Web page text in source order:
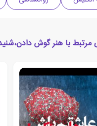
مرتبط با هنر گوش